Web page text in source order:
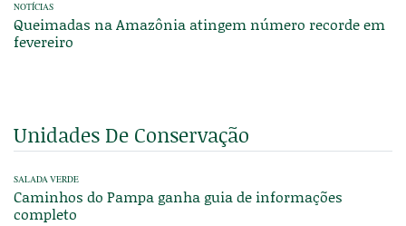
NOTÍCIAS
Queimadas na Amazônia atingem número recorde em
fevereiro
Unidades De Conservação
SALADA VERDE
Caminhos do Pampa ganha guia de informações
completo